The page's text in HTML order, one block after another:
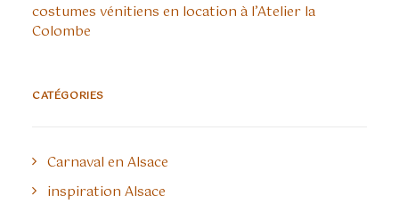
costumes vénitiens en location à l’Atelier la
Colombe
CATÉGORIES
Carnaval en Alsace
inspiration Alsace